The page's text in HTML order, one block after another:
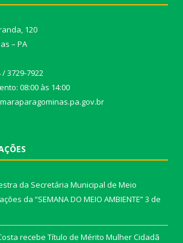
120
– PA
/ 3729-7922
08:00 às 14:00
da Secretária Municipal de Meio
da “SEMANA DO MEIO AMBIENTE”3 de
recebe Título de Mérito Mulher Cidadã